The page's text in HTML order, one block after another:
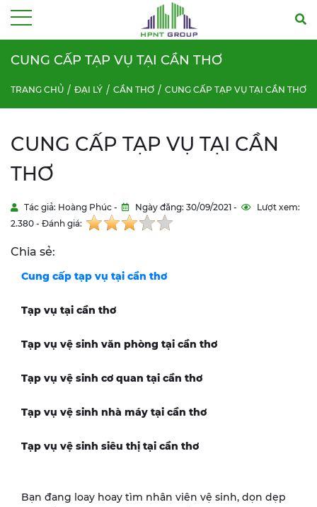
CUNG CẤP TẠP VỤ TẠI CẦN THƠ
TRANG CHỦ ĐẠI LÝ CẦN THƠ CUNG CẤP TẠP VỤ TẠI CẦN THƠ
CUNG CẤP TẠP VỤ TẠI CẦN
THƠ
Tác giả: Hoàng Phúc - Ngày đăng: 30/09/2021 -
Lượt xem:
2.380 - Đánh giá:
Chia sẻ:
Cung cấp tạp vụ tại cần thơ
Tạp vụ tại cần thơ
Tạp vụ vệ sinh văn phòng tại cần thơ
Tạp vụ vệ sinh cơ quan tại cần thơ
Tạp vụ vệ sinh nhà máy tại cần thơ
Tạp vụ vệ sinh siêu thị tại cần thơ
Bạn đang loay hoay tìm nhân viên vệ sinh, dọn dẹp